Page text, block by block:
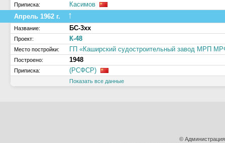
Приписка:
Касимов
Апрель 1962 г.
↑
Название: БС-3хх
Проект: К-48
Место постройки: ГП «Каширский судостроительный завод МРП
Построено: 1948
Приписка: (РСФСР)
Показать все данные
©